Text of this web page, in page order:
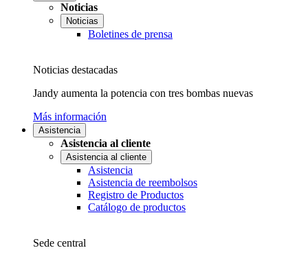
Noticias
Noticias
Boletines de prensa
Noticias destacadas
Jandy aumenta la potencia con tres bombas nuevas
Más información
Asistencia
Asistencia al cliente
Asistencia al cliente
Asistencia
Asistencia de reembolsos
Registro de Productos
Catálogo de productos
Sede central